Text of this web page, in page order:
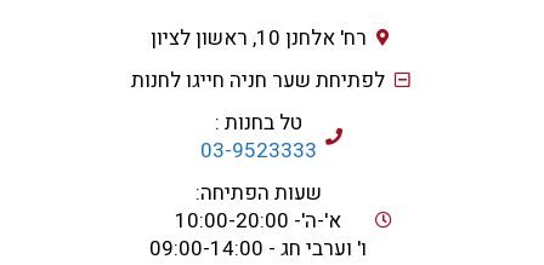
רח' אלחנן 10, ראשון לציון
לפתיחת שער חניה חייגו לחנות
טל בחנות :
03-9523333
שעות הפתיחה:
א'-ה'- 10:00-20:00
ו' וערבי חג - 09:00-14:00